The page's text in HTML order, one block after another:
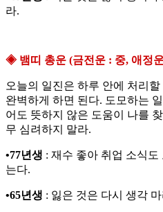
라.
◈ 뱀띠 총운 (금전운 : 중, 애정
오늘의 일진은 하루 안에 처리
완벽하게 하면 된다. 도모하는
어도 뜻하지 않은 도움이 나를
무 심려하지 말라.
•77년생 : 재수 좋아 취업 소식
는다.
•65년생 : 잃은 것은 다시 생각